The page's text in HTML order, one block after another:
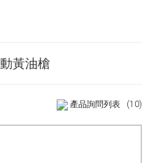
黃油槍
產品詢問列表 (10)